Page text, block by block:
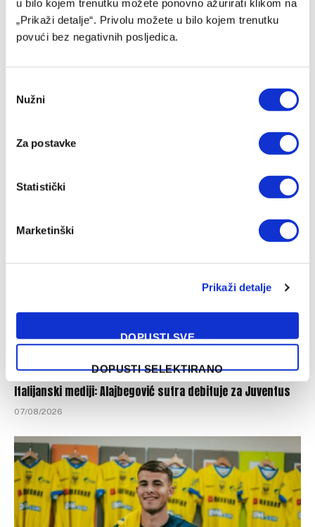
u bilo kojem trenutku možete ponovno ažurirati klikom na
„Prikaži detalje“. Privolu možete u bilo kojem trenutku
povući bez negativnih posljedica.
Selection
Nužni
Za postavke
Statistički
Marketinški
Prikaži detalje
DOPUSTI SVE
DOPUSTI SELEKTIRANO
FacebookTwitterPinterestLinkedInTumblrWhatsApp
Email
Krunić: Previše se digla
prašina oko pjevanja himne,
ABA liga u Zenici: U prodaji
ulaznice za meč polufinala
Italijanski mediji: Alajbegović sutra debituje za Juventus
07/08/2026